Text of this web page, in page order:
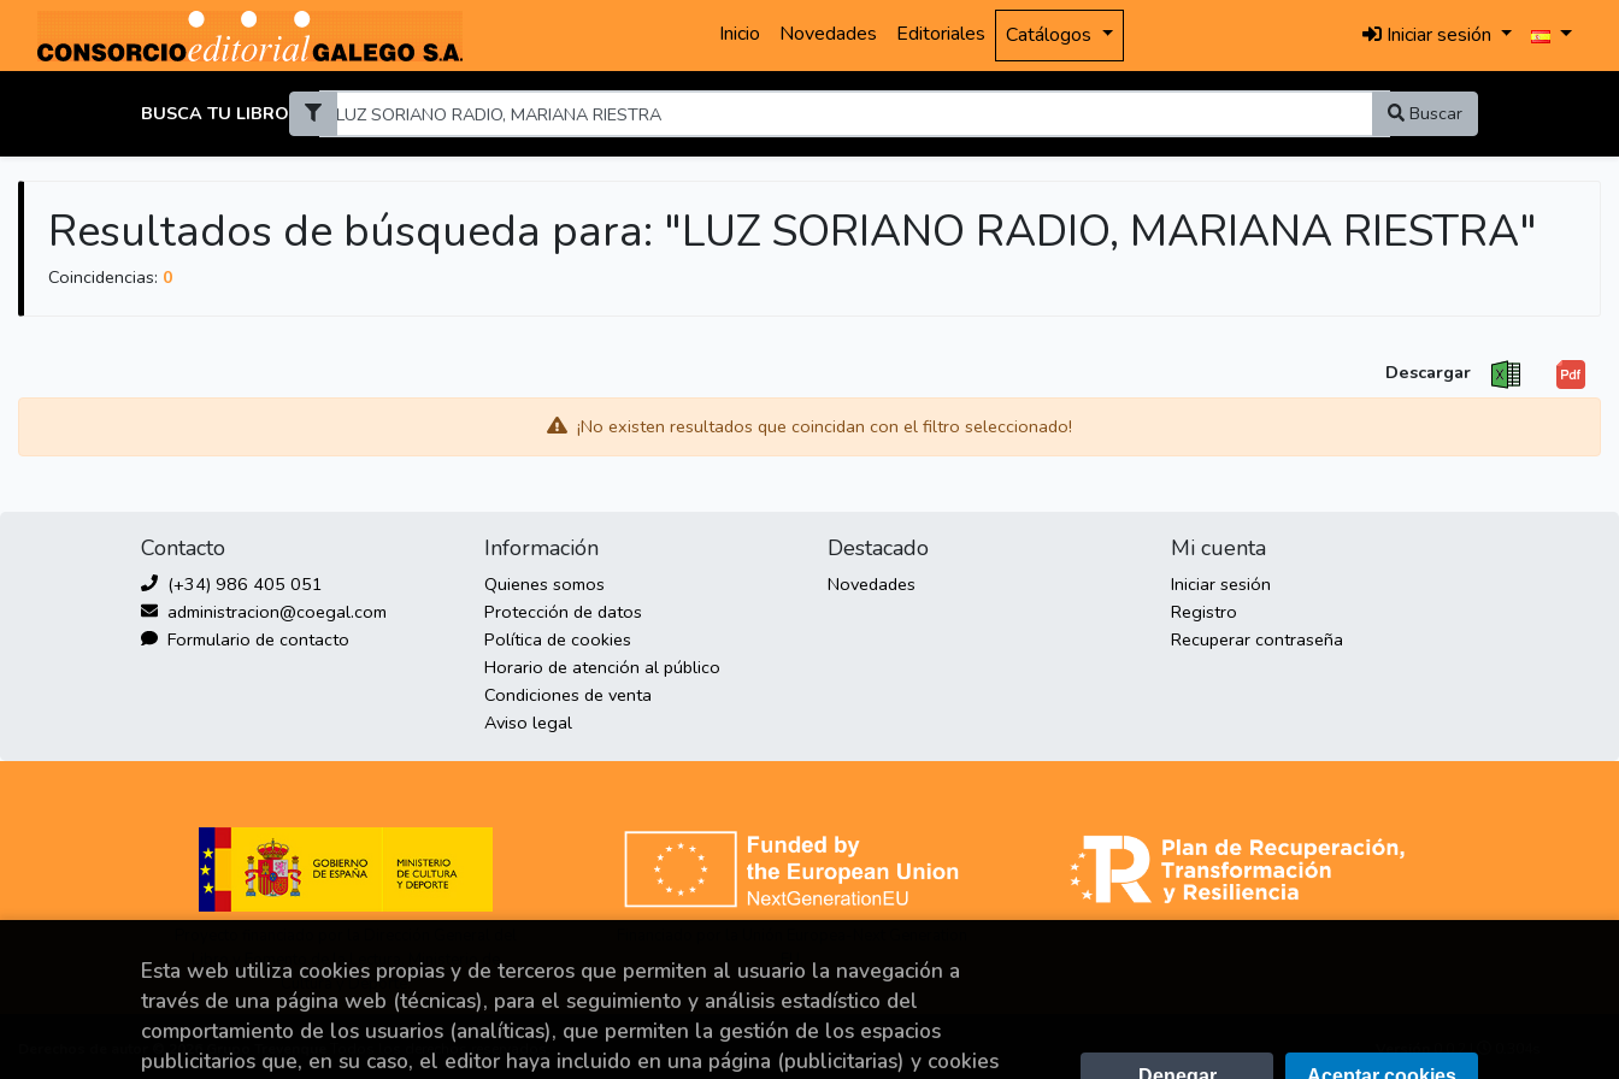
Inicio Novedades Editoriales Catálogos Iniciar sesión
BUSCA TU LIBRO Buscar
Resultados de búsqueda para: "LUZ SORIANO RADIO, MARIANA RIESTRA"
Coincidencias: 0
Descargar
¡No existen resultados que coincidan con el filtro seleccionado!
Contacto
(+34) 986 405 051
administracion@coegal.com
Formulario de contacto
Información
Quienes somos
Protección de datos
Política de cookies
Horario de atención al público
Condiciones de venta
Aviso legal
Destacado
Novedades
Mi cuenta
Iniciar sesión
Registro
Recuperar contraseña
Libro y Fomento de la Lectura, Ministerio de
Cultura y Deporte.
EU.
Derechos de autor © 2026 Grupo Trevenque Todos los derechos reservados. Versión0.0.2 |
Esta web utiliza cookies propias y de terceros que permiten al usuario la navegación a
través de una página web (técnicas), para el seguimiento y análisis estadístico del
comportamiento de los usuarios (analíticas), que permiten la gestión de los espacios
publicitarios que, en su caso, el editor haya incluido en una página (publicitarias) y cookies